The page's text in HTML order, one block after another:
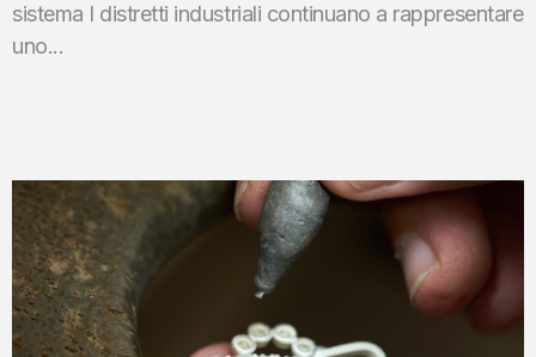
sistema I distretti industriali continuano a rappresentare
uno...